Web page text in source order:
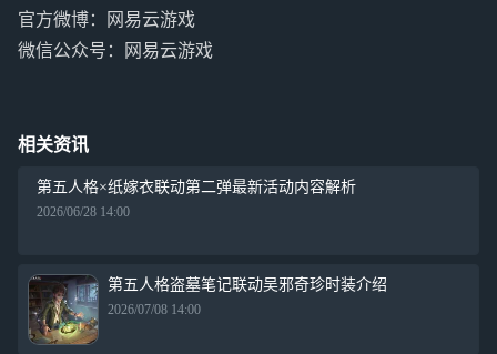
官方微博：网易云游戏
微信公众号：网易云游戏
相关资讯
第五人格×纸嫁衣联动第二弹最新活动内容解析
2026/06/28 14:00
第五人格盗墓笔记联动吴邪奇珍时装介绍
2026/07/08 14:00